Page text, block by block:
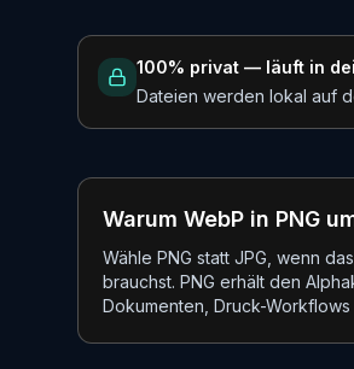
100% privat — läuft in
Dateien werden lokal auf
Warum WebP in PNG
Wähle PNG statt JPG, wenn
brauchst. PNG erhält den
Dokumenten, Druck-